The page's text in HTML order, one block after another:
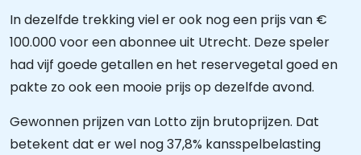
In dezelfde trekking viel er ook nog een prijs van €
100.000 voor een abonnee uit Utrecht. Deze speler
had vijf goede getallen en het reservegetal goed en
pakte zo ook een mooie prijs op dezelfde avond.
Gewonnen prijzen van Lotto zijn brutoprijzen. Dat
betekent dat er wel nog 37,8% kansspelbelasting